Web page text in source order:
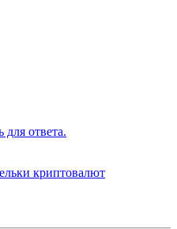
для ответа.
криптовалют